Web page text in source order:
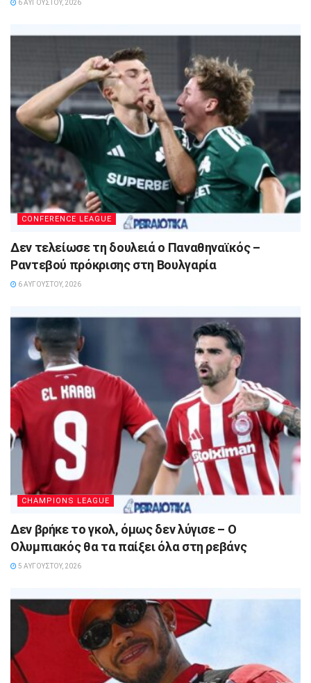
6 ΑΥΓΟΎΣΤΟΥ, 2026
CONFERENCE LEAGUE
Δεν τελείωσε τη δουλειά ο Παναθηναϊκός –
Ραντεβού πρόκρισης στη Βουλγαρία
6 ΑΥΓΟΎΣΤΟΥ, 2026
CHAMPIONS LEAGUE
Δεν βρήκε το γκολ, όμως δεν λύγισε – Ο
Ολυμπιακός θα τα παίξει όλα στη ρεβάνς
5 ΑΥΓΟΎΣΤΟΥ, 2026